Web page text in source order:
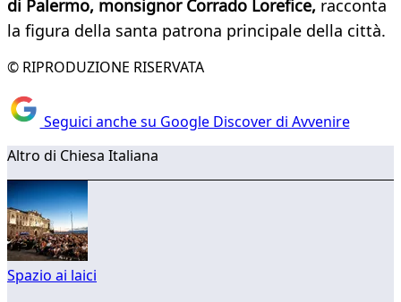
di Palermo, monsignor Corrado Lorefice, racconta
la figura della santa patrona principale della città.
© RIPRODUZIONE RISERVATA
Seguici anche su Google Discover di Avvenire
Altro di Chiesa Italiana
Spazio ai laici